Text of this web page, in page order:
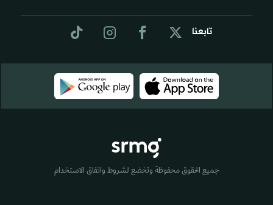
تابعنا
جميع الحقوق محفوظة وتخضع لشروط واتفاق الاستخدام